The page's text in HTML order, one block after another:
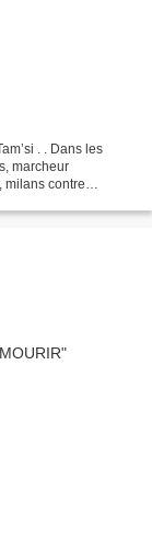
. . Dans les
marcheur
milans contre